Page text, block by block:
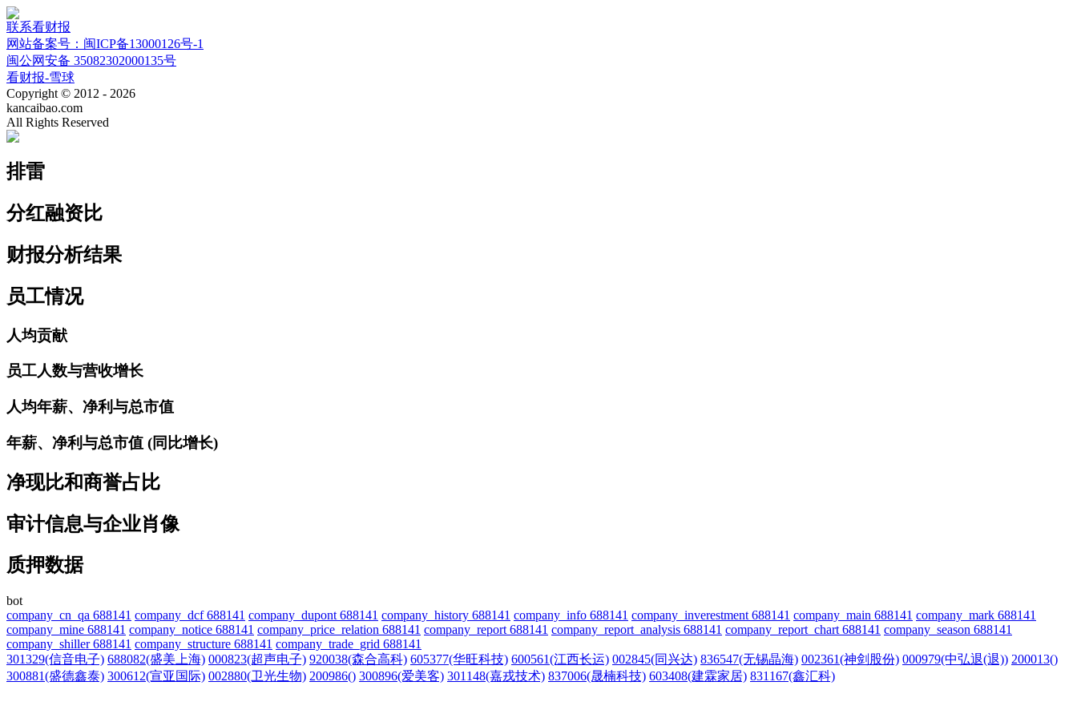
联系看财报
网站备案号：闽ICP备13000126号-1
闽公网安备 35082302000135号
看财报-雪球
Copyright © 2012 - 2026
kancaibao.com
All Rights Reserved
排雷
分红融资比
财报分析结果
员工情况
人均贡献
员工人数与营收增长
人均年薪、净利与总市值
年薪、净利与总市值 (同比增长)
净现比和商誉占比
审计信息与企业肖像
质押数据
bot
company_cn_qa 688141 company_dcf 688141 company_dupont 688141 company_history 688141 company_info 688141 company_inverestment 688141 company_main 688141 company_mark 688141
company_mine 688141 company_notice 688141 company_price_relation 688141 company_report 688141 company_report_analysis 688141 company_report_chart 688141 company_season 688141
company_shiller 688141 company_structure 688141 company_trade_grid 688141
301329(信音电子) 688082(盛美上海) 000823(超声电子) 920038(森合高科) 605377(华旺科技) 600561(江西长运) 002845(同兴达) 836547(无锡晶海) 002361(神剑股份) 000979(中弘退(退)) 200013()
300881(盛德鑫泰) 300612(宣亚国际) 002880(卫光生物) 200986() 300896(爱美客) 301148(嘉戎技术) 837006(晟楠科技) 603408(建霖家居) 831167(鑫汇科)